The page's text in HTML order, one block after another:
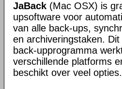
JaBack (Mac OSX) is
upsoftware voor
van alle back-ups,
en archiveringstaken. Dit
back-upprogramma
verschillende platforms
beschikt over veel opties.